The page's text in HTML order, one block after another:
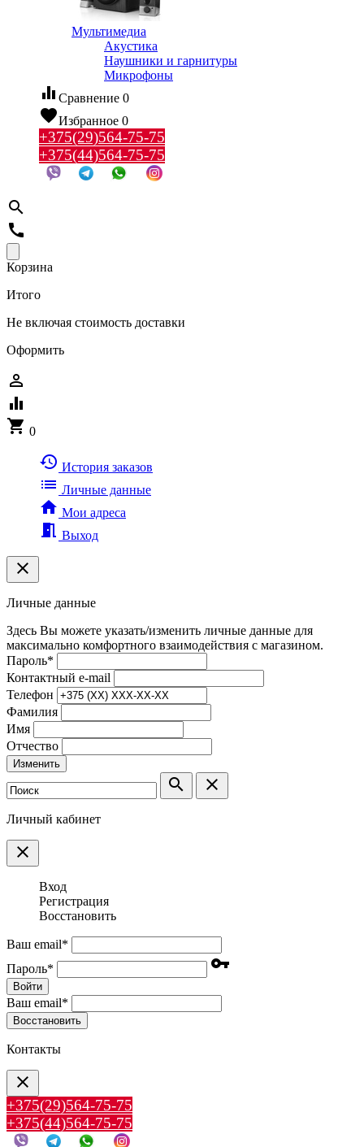
Мультимедиа
Акустика
Наушники и гарнитуры
Микрофоны
equalizer Сравнение 0
favoriteИзбранное 0
+375(29)564-75-75
+375(44)564-75-75
search
call
Корзина
Итого
Не включая стоимость доставки
Оформить
person_outline
equalizer
shopping_cart 0
history История заказов
list Личные данные
home Мои адреса
meeting_room Выход
clear
Личные данные
Здесь Вы можете указать/изменить личные данные для
максимально комфортного взаимодействия с магазином.
Пароль*
Контактный e-mail
Телефон
Фамилия
Имя
Отчество
Изменить
search clear
Личный кабинет
clear
Вход
Регистрация
Восстановить
Ваш email*
Пароль* vpn_key
Войти
Ваш email*
Воcстановить
Контакты
clear
+375(29)564-75-75
+375(44)564-75-75